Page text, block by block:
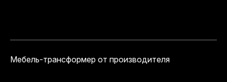
Мебель-трансформер от производителя